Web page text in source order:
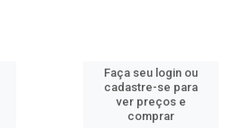
Faça seu login ou
cadastre-se para
ver preços e
comprar